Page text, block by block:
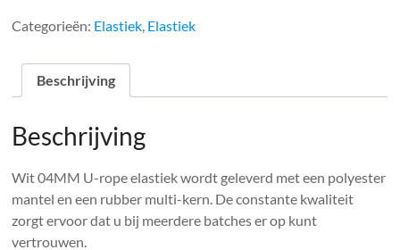
elastiek
Categorieën: Elastiek, Elastiek
Beschrijving
Beschrijving
Wit 04MM U-rope elastiek wordt geleverd met een polyester
mantel en een rubber multi-kern. De constante kwaliteit
zorgt ervoor dat u bij meerdere batches er op kunt
vertrouwen.